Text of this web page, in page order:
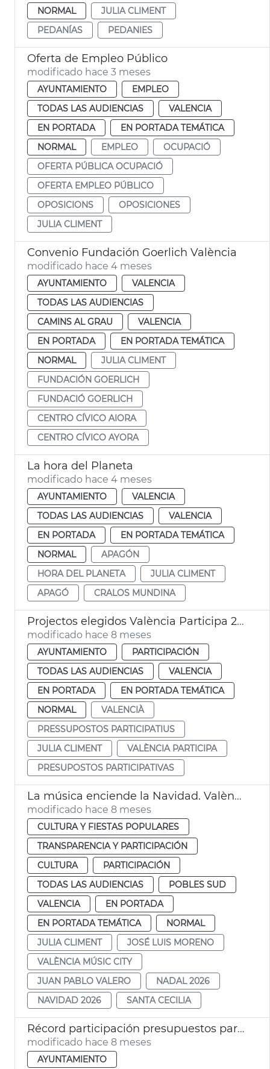
NORMAL
JULIA CLIMENT
PEDANÍAS
PEDANIES
Oferta de Empleo Público
modificado hace 3 meses
AYUNTAMIENTO
EMPLEO
TODAS LAS AUDIENCIAS
VALENCIA
EN PORTADA
EN PORTADA TEMÁTICA
NORMAL
EMPLEO
OCUPACIÓ
OFERTA PÚBLICA OCUPACIÓ
OFERTA EMPLEO PÚBLICO
OPOSICIONS
OPOSICIONES
JULIA CLIMENT
Convenio Fundación Goerlich València
modificado hace 4 meses
AYUNTAMIENTO
VALENCIA
TODAS LAS AUDIENCIAS
CAMINS AL GRAU
VALENCIA
EN PORTADA
EN PORTADA TEMÁTICA
NORMAL
JULIA CLIMENT
FUNDACIÓN GOERLICH
FUNDACIÓ GOERLICH
CENTRO CÍVICO AIORA
CENTRO CÍVICO AYORA
La hora del Planeta
modificado hace 4 meses
AYUNTAMIENTO
VALENCIA
TODAS LAS AUDIENCIAS
VALENCIA
EN PORTADA
EN PORTADA TEMÁTICA
NORMAL
APAGÓN
HORA DEL PLANETA
JULIA CLIMENT
APAGÓ
CRALOS MUNDINA
Projectos elegidos València Participa 2025-2026
modificado hace 8 meses
AYUNTAMIENTO
PARTICIPACIÓN
TODAS LAS AUDIENCIAS
VALENCIA
EN PORTADA
EN PORTADA TEMÁTICA
NORMAL
VALENCIÀ
PRESSUPOSTOS PARTICIPATIUS
JULIA CLIMENT
VALÈNCIA PARTICIPA
PRESUPOSTOS PARTICIPATIVAS
La música enciende la Navidad. València
modificado hace 8 meses
CULTURA Y FIESTAS POPULARES
TRANSPARENCIA Y PARTICIPACIÓN
CULTURA
PARTICIPACIÓN
TODAS LAS AUDIENCIAS
POBLES SUD
VALENCIA
EN PORTADA
EN PORTADA TEMÁTICA
NORMAL
JULIA CLIMENT
JOSÉ LUIS MORENO
VALÈNCIA MÚSIC CITY
JUAN PABLO VALERO
NADAL 2026
NAVIDAD 2026
SANTA CECILIA
Récord participación presupuestos participativos València
modificado hace 8 meses
AYUNTAMIENTO